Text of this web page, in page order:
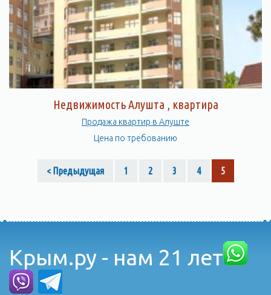
Здесь есть все необходимое для того, чтобы провести время
с удовольствием и насладиться красотами Крыма.
Недвижимость Алушта , квартира
Продажа квартир в Алуште
Цена по требованию
< Предыдущая 1 2 3 4 5
Крым.ру - нам 21 лет